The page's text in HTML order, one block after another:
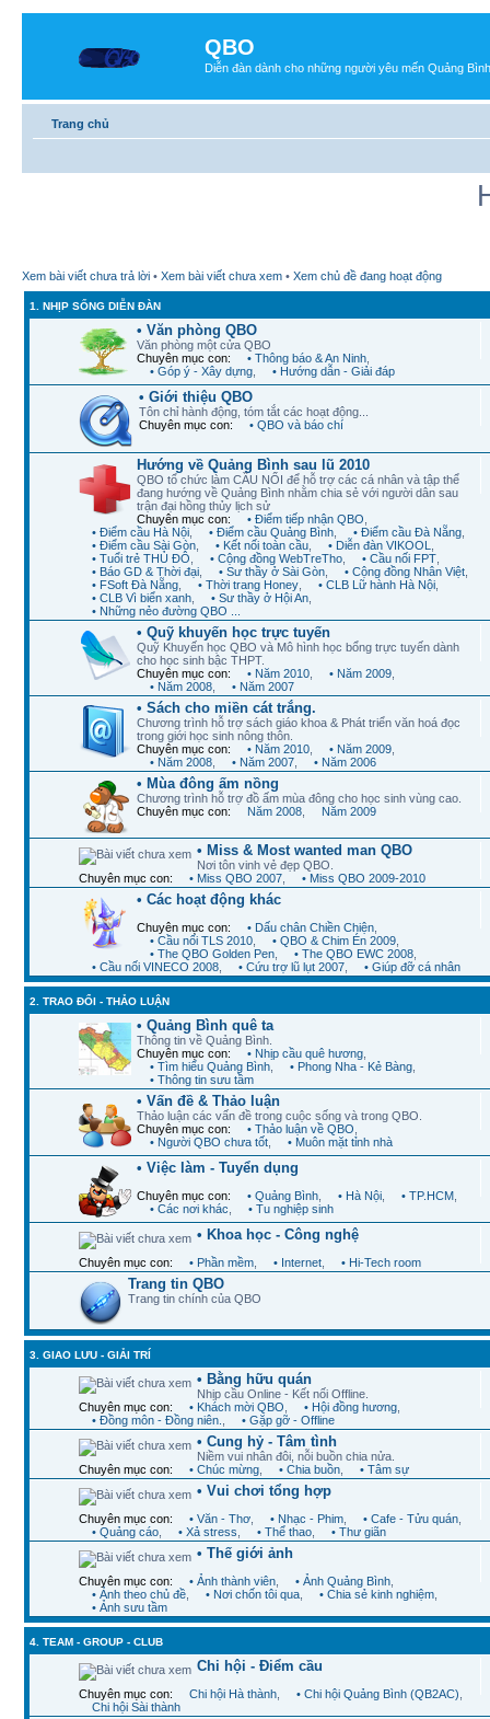
QBO
Diễn đàn dành cho những người yêu mến Quảng Bình
Trang chủ
Xem bài viết chưa trả lời • Xem bài viết chưa xem • Xem chủ đề đang hoạt động
1. NHỊP SỐNG DIỄN ĐÀN
• Văn phòng QBO
Văn phòng một cửa QBO
Chuyên mục con:
• Thông báo & An Ninh
• Góp ý - Xây dựng
• Hướng dẫn - Giải đáp
• Giới thiệu QBO
Tôn chỉ hành động, tóm tắt các hoạt động...
Chuyên mục con:
• QBO và báo chí
Hướng về Quảng Bình sau lũ 2010
QBO tổ chức làm CẦU NỐI để hỗ trợ các cá nhân và tập thể
đang hướng về Quảng Bình nhằm chia sẻ với người dân sau
trận đại hồng thủy lịch sử
Chuyên mục con:
• Điểm tiếp nhận QBO
• Điểm cầu Hà Nội
• Điểm cầu Quảng Bình • Điểm cầu Đà Nẵng
• Điểm cầu Sài Gòn
• Kết nối toàn cầu • Diễn đàn VIKOOL
• Tuổi trẻ THỦ ĐÔ
• Cộng đồng WebTreTho • Cầu nối FPT
• Báo GD & Thời đại
• Sư thầy ở Sài Gòn • Cộng đồng Nhân Việt
• FSoft Đà Nẵng
• Thời trang Honey • CLB Lữ hành Hà Nội
• CLB Vì biển xanh
• Sư thầy ở Hội An
• Những nẻo đường QBO ...
• Quỹ khuyến học trực tuyến
Quỹ Khuyến học QBO và Mô hình học bổng trực tuyến dành
cho học sinh bậc THPT.
Chuyên mục con:
• Năm 2010 • Năm 2009
• Năm 2008
• Năm 2007
• Sách cho miền cát trắng.
Chương trình hỗ trợ sách giáo khoa & Phát triển văn hoá đọc
trong giới học sinh nông thôn.
Chuyên mục con:
• Năm 2010 • Năm 2009
• Năm 2008
• Năm 2007 • Năm 2006
• Mùa đông ấm nồng
Chương trình hỗ trợ đồ ấm mùa đông cho học sinh vùng cao.
Chuyên mục con:
Năm 2008 Năm 2009
• Miss & Most wanted man QBO
Nơi tôn vinh vẻ đẹp QBO.
Chuyên mục con:
• Miss QBO 2007 • Miss QBO 2009-2010
• Các hoạt động khác
Chuyên mục con: • Dấu chân Chiền Chiện
• Cầu nối TLS 2010
• QBO & Chim Én 2009
• The QBO Golden Pen
• The QBO EWC 2008
• Cầu nối VINECO 2008
• Cứu trợ lũ lụt 2007 • Giúp đỡ cá nhân
2. TRAO ĐỔI - THẢO LUẬN
• Quảng Bình quê ta
Thông tin về Quảng Bình.
Chuyên mục con:
• Nhịp cầu quê hương
• Tìm hiểu Quảng Bình
• Phong Nha - Kẻ Bàng
• Thông tin sưu tầm
• Vấn đề & Thảo luận
Thảo luận các vấn đề trong cuộc sống và trong QBO.
Chuyên mục con:
• Thảo luận về QBO
• Người QBO chưa tốt
• Muôn mặt tỉnh nhà
• Việc làm - Tuyển dụng
Chuyên mục con: • Quảng Bình • Hà Nội • TP.HCM
• Các nơi khác
• Tu nghiệp sinh
• Khoa học - Công nghệ
Chuyên mục con: • Phần mềm • Internet • Hi-Tech room
Trang tin QBO
Trang tin chính của QBO
3. GIAO LƯU - GIẢI TRÍ
• Bằng hữu quán
Nhịp cầu Online - Kết nối Offline.
Chuyên mục con:
• Khách mời QBO • Hội đồng hương
• Đồng môn - Đồng niên.
• Gặp gỡ - Offline
• Cung hỷ - Tâm tình
Niềm vui nhân đôi, nỗi buồn chia nửa.
Chuyên mục con:
• Chúc mừng • Chia buồn • Tâm sự
• Vui chơi tổng hợp
Chuyên mục con: • Văn - Thơ • Nhạc - Phim • Cafe - Tửu quán
• Quảng cáo
• Xả stress • Thể thao • Thư giãn
• Thế giới ảnh
Chuyên mục con: • Ảnh thành viên • Ảnh Quảng Bình
• Ảnh theo chủ đề
• Nơi chốn tôi qua • Chia sẻ kinh nghiệm
• Ảnh sưu tầm
4. TEAM - GROUP - CLUB
Chi hội - Điểm cầu
Chuyên mục con: Chi hội Hà thành • Chi hội Quảng Bình (QB2AC)
Chi hội Sài thành